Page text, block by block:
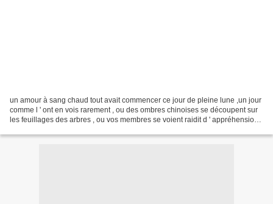
un amour à sang chaud tout avait commencer ce jour de pleine lune ,un jour
comme l ' ont en vois rarement , ou des ombres chinoises se découpent sur
les feuillages des arbres , ou vos membres se voient raidit d ' appréhension